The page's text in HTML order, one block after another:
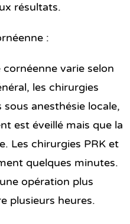
résultats.
:
varie selon
les chirurgies
anesthésie locale,
est éveillé mais que la
Les chirurgies PRK et
quelques minutes.
opération plus
plusieurs heures.